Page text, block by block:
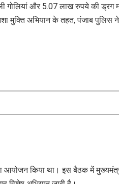
गोलियां और 5.07 लाख रुपये की ड्रग
मुक्ति अभियान के तहत, पंजाब पुलिस
किया था। इस बैठक में